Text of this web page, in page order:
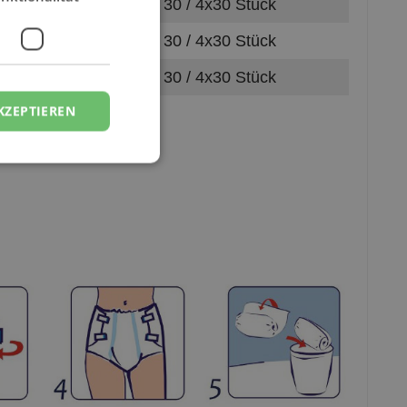
30 / 4x30 Stück
30 / 4x30 Stück
30 / 4x30 Stück